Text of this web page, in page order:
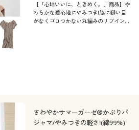
【「心地いいに、ときめく。」商品】や
わらかな着心地にやみつき!脇に縫い目
がなくゴロつかない丸編みのリブインナ
さわやかサマーガーゼ®かぶりパ
ジャマ/やみつきの軽さ!(綿99%)